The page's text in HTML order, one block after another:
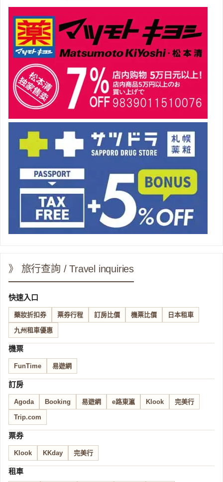
》 旅行查詢 / Travel inquiries
快速入口
藥妝折扣券 票券行程 訂房比價 機票比價 日本租車
九州租車優惠
機票
FunTime 易遊網
訂房
Agoda Booking 易遊網 e路東瀛 Klook 完美行
Trip.com
票券
Klook KKday 完美行
租車